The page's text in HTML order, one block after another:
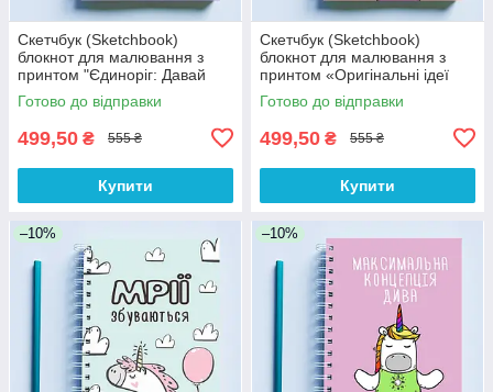
Скетчбук (Sketchbook)
блокнот для малювання з
принтом "Єдиноріг: Давай
мріяти (фіолетовий)"
Готово до відправки
499,50 ₴ 555 ₴
Купити
Скетчбук (Sketchbook)
блокнот для малювання з
принтом «Оригінальні ідеї
(рожевий)»
Готово до відправки
499,50 ₴ 555 ₴
Купити
–10% –10%